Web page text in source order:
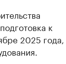
к
2025 года,